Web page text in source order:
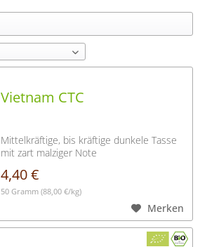
Vietnam CTC
Mittelkräftige, bis kräftige dunkele Tasse
mit zart malziger Note
4,40 €
50 Gramm (88,00 €/kg)
Merken